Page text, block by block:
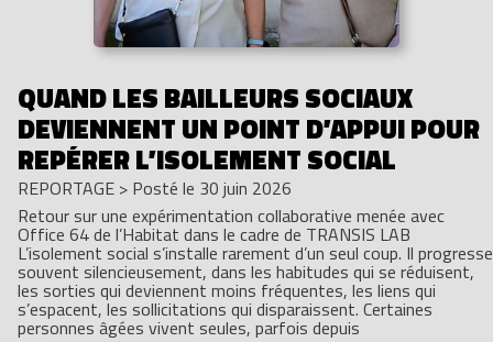
QUAND LES BAILLEURS SOCIAUX
DEVIENNENT UN POINT D’APPUI POUR
REPÉRER L’ISOLEMENT SOCIAL
REPORTAGE > Posté le 30 juin 2026
Retour sur une expérimentation collaborative menée avec
Office 64 de l’Habitat dans le cadre de TRANSIS LAB
L’isolement social s’installe rarement d’un seul coup. Il progresse
souvent silencieusement, dans les habitudes qui se réduisent,
les sorties qui deviennent moins fréquentes, les liens qui
s’espacent, les sollicitations qui disparaissent. Certaines
personnes âgées vivent seules, parfois depuis